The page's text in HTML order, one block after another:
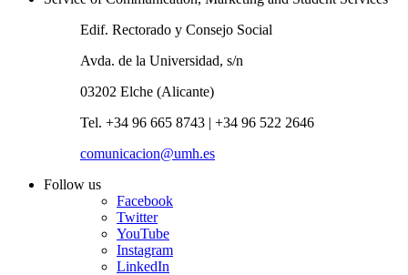
Edif. Rectorado y Consejo Social
Avda. de la Universidad, s/n
03202 Elche (Alicante)
Tel. +34 96 665 8743 | +34 96 522 2646
comunicacion@umh.es
Follow us
Facebook
Twitter
YouTube
Instagram
LinkedIn